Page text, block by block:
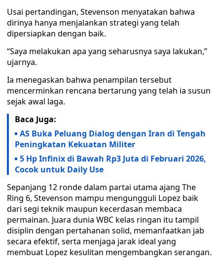
Usai pertandingan, Stevenson menyatakan bahwa
dirinya hanya menjalankan strategi yang telah
dipersiapkan dengan baik.
“Saya melakukan apa yang seharusnya saya lakukan,”
ujarnya.
Ia menegaskan bahwa penampilan tersebut
mencerminkan rencana bertarung yang telah ia susun
sejak awal laga.
Baca Juga:
AS Buka Peluang Dialog dengan Iran di Tengah
Peningkatan Kekuatan Militer
5 Hp Infinix di Bawah Rp3 Juta di Februari 2026,
Cocok untuk Daily Use
Sepanjang 12 ronde dalam partai utama ajang The
Ring 6, Stevenson mampu mengungguli Lopez baik
dari segi teknik maupun kecerdasan membaca
permainan. Juara dunia WBC kelas ringan itu tampil
disiplin dengan pertahanan solid, memanfaatkan jab
secara efektif, serta menjaga jarak ideal yang
membuat Lopez kesulitan mengembangkan serangan.